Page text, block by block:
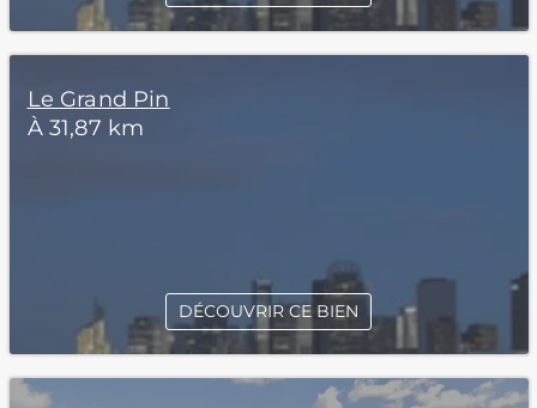
Le Grand Pin
À 31,87 km
DÉCOUVRIR CE BIEN